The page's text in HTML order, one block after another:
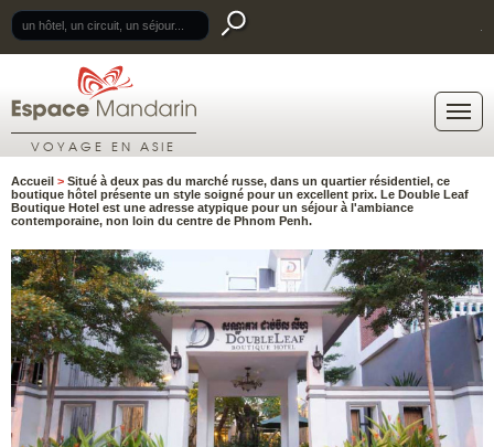
VOYAGE EN ASIE
Accueil > Situé à deux pas du marché russe, dans un quartier résidentiel, ce
boutique hôtel présente un style soigné pour un excellent prix. Le Double Leaf
Boutique Hotel est une adresse atypique pour un séjour à l'ambiance
contemporaine, non loin du centre de Phnom Penh.